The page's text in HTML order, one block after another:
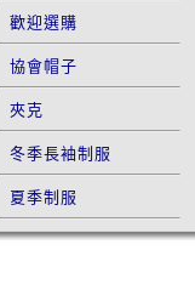
歡迎選購
協會帽子
夾克
冬季長袖制服
夏季制服